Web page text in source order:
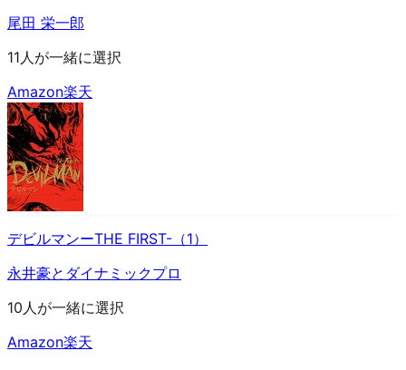
尾田 栄一郎
11人が一緒に選択
Amazon楽天
デビルマンーTHE FIRST-（1）
永井豪とダイナミックプロ
10人が一緒に選択
Amazon楽天